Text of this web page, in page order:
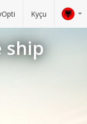
Kyçu
ship